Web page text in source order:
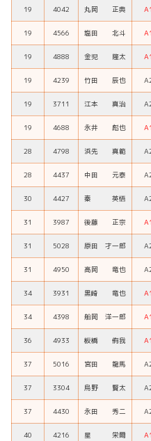
19 4042 丸岡 正典 A1
19 4566 塩田 北斗 A1
19 4888 金児 隆太 A1
19 4239 竹田 辰也
19 3711 江本 真治
19 4688 永井 彪也 A1
28 4798 浜先 真範
28 4437 中田 元泰
30 4427 秦 英悟
31 3987 後藤 正宗 A1
31 5028 原田 才一郎
31 4950 高岡 竜也
34 3931 黒崎 竜也 A1
34 4398 船岡 洋一郎 A1
36 4933 板橋 侑我 A1
37 5016 宮田 龍馬
37 3304 烏野 賢太
37 4430 永田 秀二
40 4216 星 栄爾 A1